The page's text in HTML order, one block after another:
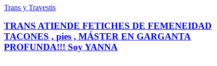
Trans y Travestis
TRANS ATIENDE FETICHES DE FEMENEIDAD
TACONES , pies , MÁSTER EN GARGANTA
PROFUNDA!!! Soy YANNA